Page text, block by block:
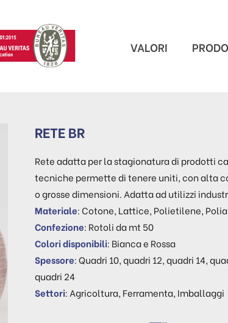
VALORI
RETE BR
Rete adatta per la stagionatura di prodotti
tecniche permette di tenere uniti, con alta
o grosse dimensioni. Adatta ad utilizzi
Materiale: Cotone, Lattice, Polietilene,
Confezione: Rotoli da mt 50
Colori disponibili: Bianca e Rossa
Spessore: Quadri 10, quadri 12, quadri 14,
quadri 24
Settori: Agricoltura, Ferramenta, Imballaggi